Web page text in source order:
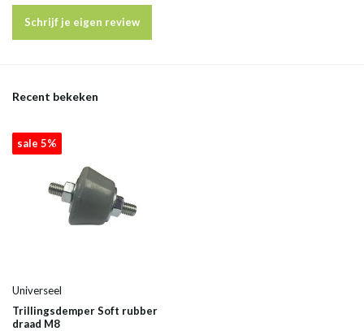
Schrijf je eigen review
Recent bekeken
sale 5%
Universeel
Trillingsdemper Soft rubber
draad M8